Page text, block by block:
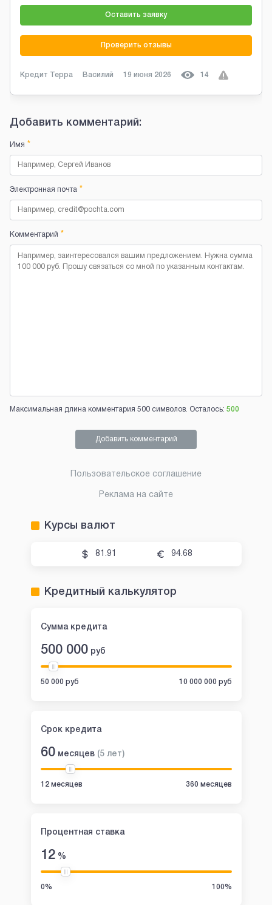
Оставить заявку
Проверить отзывы
Кредит Терра Василий 19 июня 2026 14
Добавить комментарий:
Имя *
Электронная почта *
Комментарий *
Максимальная длина комментария 500 символов. Осталось: 500
Добавить комментарий
Пользовательское соглашение
Реклама на сайте
Курсы валют
81.91 94.68
Кредитный калькулятор
Сумма кредита
500 000 руб
50 000 руб 10 000 000 руб
Срок кредита
60 месяцев (5 лет)
12 месяцев 360 месяцев
Процентная ставка
12%
0% 100%